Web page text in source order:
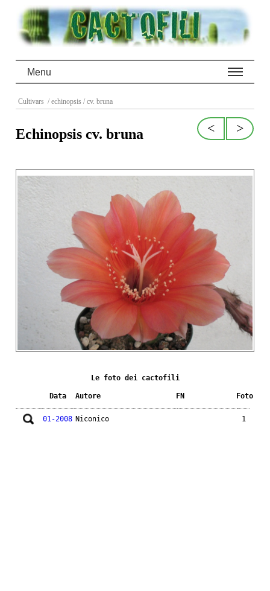
Menu
Cultivars / echinopsis / cv. bruna
>
<
Echinopsis cv. bruna
Le foto dei cactofili
Data Autore FN Foto
01-2008 Niconico 1